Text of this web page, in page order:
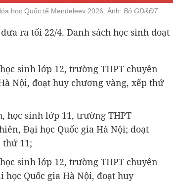
học Quốc tế Mendeleev 2026. Ảnh: Bộ GD&ĐT.
ra tối 22/4. Danh sách học sinh đoạt
sinh lớp 12, trường THPT chuyên
Nội, đoạt huy chương vàng, xếp thứ
học sinh lớp 11, trường THPT
Đại học Quốc gia Hà Nội; đoạt
11;
sinh lớp 12, trường THPT chuyên
Quốc gia Hà Nội, đoạt huy